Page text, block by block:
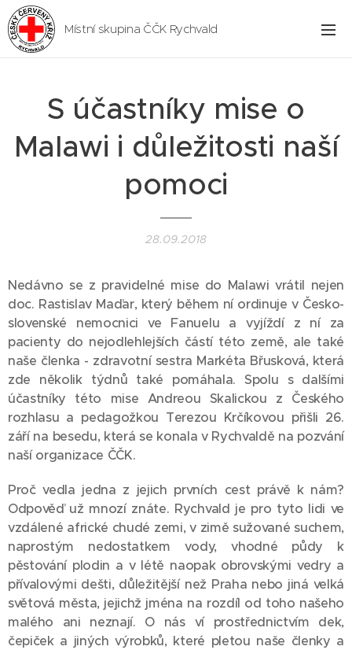
Místní skupina ČČK Rychvald
S účastníky mise o
Malawi i důležitosti naší
pomoci
28.09.2018
Nedávno se z pravidelné mise do Malawi vrátil nejen
doc. Rastislav Maďar, který během ní ordinuje v Česko-
slovenské nemocnici ve Fanuelu a vyjíždí z ní za
pacienty do nejodlehlejších částí této země, ale také
naše členka - zdravotní sestra Markéta Břusková, která
zde několik týdnů také pomáhala. Spolu s dalšími
účastníky této mise Andreou Skalickou z Českého
rozhlasu a pedagožkou Terezou Krčíkovou přišli 26.
září na besedu, která se konala v Rychvaldě na pozvání
naší organizace ČČK.
Proč vedla jedna z jejich prvních cest právě k nám?
Odpověď už mnozí znáte. Rychvald je pro tyto lidi ve
vzdálené africké chudé zemi, v zimě sužované suchem,
naprostým nedostatkem vody, vhodné půdy k
pěstování plodin a v létě naopak obrovskými vedry a
přívalovými dešti, důležitější než Praha nebo jiná velká
světová města, jejichž jména na rozdíl od toho našeho
malého ani neznají. O nás ví prostřednictvím dek,
čepiček a jiných výrobků, které pletou naše členky a